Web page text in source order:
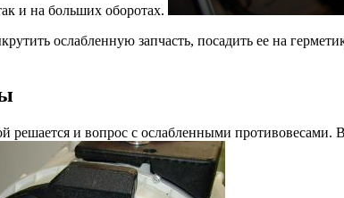
и на больших оборотах.
ослабленную запчасть, посадить ее на
и вопрос с ослабленными